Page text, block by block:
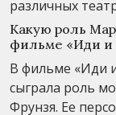
различных
Какую роль
фильме «Иди и
В фильме «Иди
сыграла роль
Фрунзя. Ее